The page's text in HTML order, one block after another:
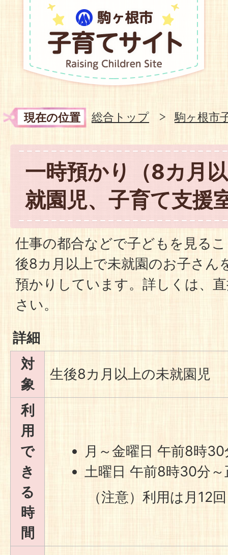
現在の位置 総合トップ 駒ヶ根市
一時預かり（8カ月
就園児、子育て支援
仕事の都合などで子どもを見る
後8カ月以上で未就園のお子さん
預かりしています。詳しくは、
さい。
詳細
対
象
生後8カ月以上の未就園児
利
用
で
き
る
時
間
月～金曜日 午前8時
土曜日 午前8時30分～
（注意）利用は月12回